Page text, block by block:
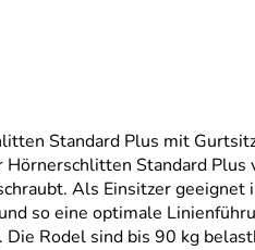
Standard Plus mit
Standard
Als Einsitzer
so eine optimale
Die Rodel sind bis 90 kg